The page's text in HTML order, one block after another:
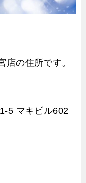
店の住所です。
5 マキビル602